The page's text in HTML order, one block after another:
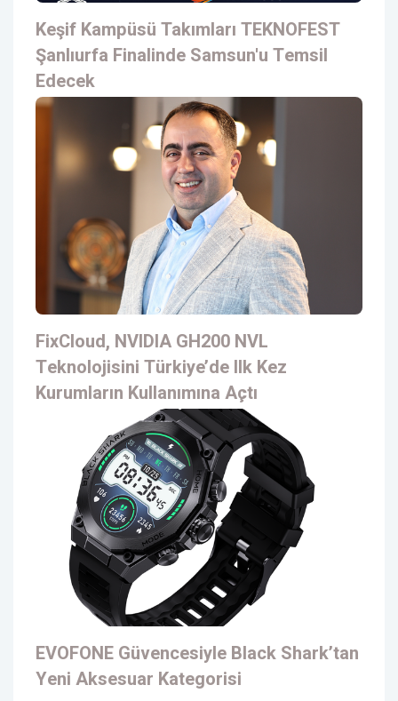
Keşif Kampüsü Takımları TEKNOFEST
Şanlıurfa Finalinde Samsun'u Temsil
Edecek
FixCloud, NVIDIA GH200 NVL
Teknolojisini Türkiye’de Ilk Kez
Kurumların Kullanımına Açtı
EVOFONE Güvencesiyle Black Shark’tan
Yeni Aksesuar Kategorisi